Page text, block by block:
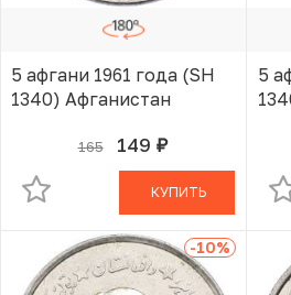
5 афгани 1961 года (SH
1340) Афганистан
165 149 руб.
В КОРЗИНЕ
КУПИТЬ
5
-10%